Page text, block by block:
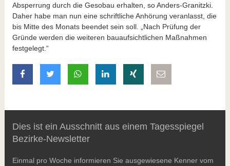
Absperrung durch die Gesobau erhalten, so Anders-Granitzki.
Daher habe man nun eine schriftliche Anhörung veranlasst, die
bis Mitte des Monats beendet sein soll. „Nach Prüfung der
Gründe werden die weiteren bauaufsichtlichen Maßnahmen
festgelegt.“
auf Facebook teilen
auf Twitter teilenmit Whatsapp teilen
auf LinkedIn teilen
auf Xing teilen
Dies ist ein Ausschnitt aus einem Tagesspiegel
Bezirke-Newsletter
Einmal pro Woche informieren Sie ausgewiesene Kenner vom